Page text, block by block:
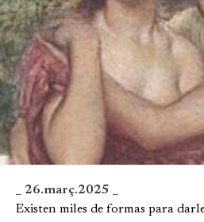
_ 26.març.2025 _
Existen miles de formas para